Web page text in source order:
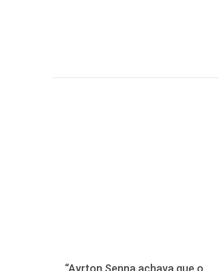
“Ayrton Senna achava que o